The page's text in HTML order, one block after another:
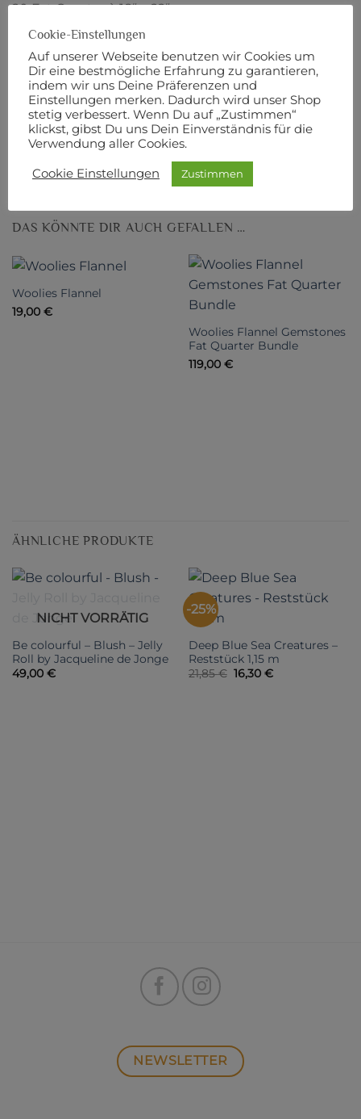
20 Fat Quarter à 18“ x 22“
100% Baumwolle
Designer:Bonnie Sullivan
DAS KÖNNTE DIR AUCH GEFALLEN …
Woolies Flannel
19,00 €
Woolies Flannel Gemstones
Fat Quarter Bundle
119,00 €
ÄHNLICHE PRODUKTE
NICHT VORRÄTIG
Be colourful – Blush – Jelly
Roll by Jacqueline de Jonge
49,00 €
-25%
Deep Blue Sea Creatures –
Reststück 1,15 m
21,85€ Ursprünglicher
Preis
16,30 €Aktueller
NEWSLETTER
Cookie-Einstellungen
Auf unserer Webseite benutzen wir Cookies um
Dir eine bestmögliche Erfahrung zu garantieren,
indem wir uns Deine Präferenzen und
Einstellungen merken. Dadurch wird unser Shop
stetig verbessert. Wenn Du auf „Zustimmen“
klickst, gibst Du uns Dein Einverständnis für die
Verwendung aller Cookies.
Cookie Einstellungen Zustimmen